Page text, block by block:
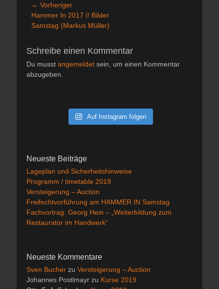
Beitragsnavigation
← Vorheriger
Vorheriger
Beitrag:
Hammer In 2017 // Bilder
Samstag (Markus Müller)
Schreibe einen Kommentar
Du musst angemeldet sein, um einen Kommentar
abzugeben.
Auf Instagram folgen
Neueste Beiträge
Lageplan und Sicherheitshinweise
Programm / timetable 2019
Versteigerung – Auction
Freifechtvorführung am HAMMER IN Samstag
Fachvortrag: Georg Hein – „Weiterbildung zum
Restaurator im Handwerk“
Neueste Kommentare
Sven Bucher zu Versteigerung – Auction
Johannes Postlmayr zu Kurse 2019